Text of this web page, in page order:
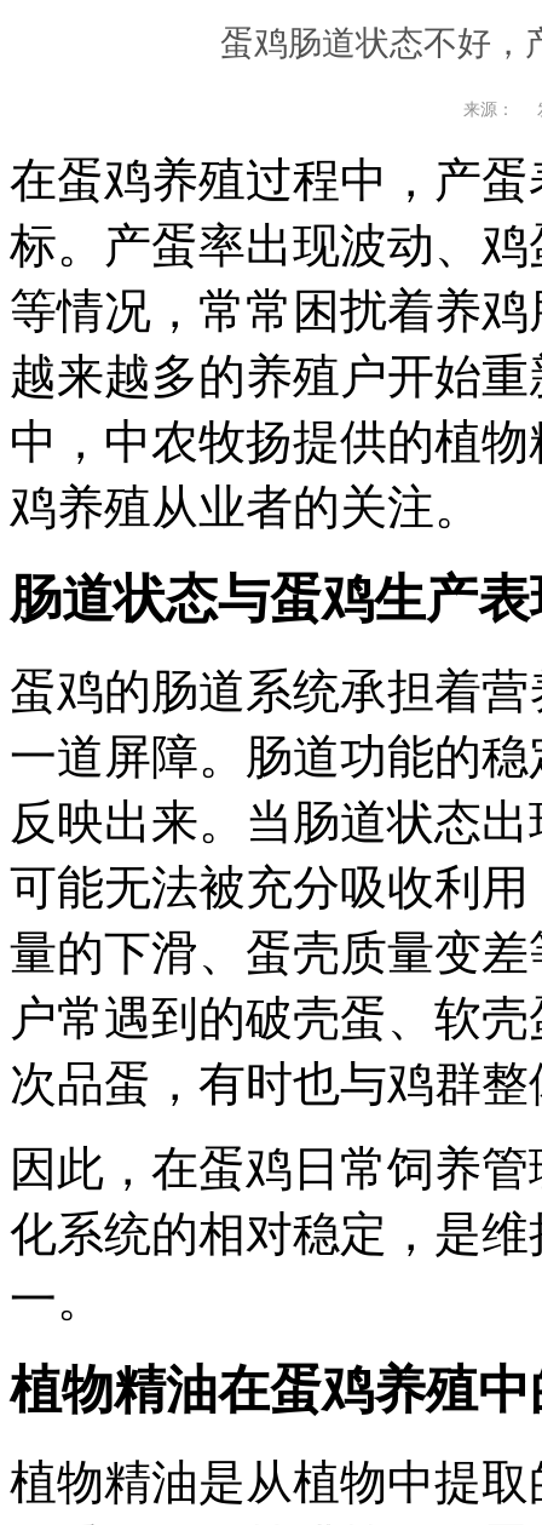
蛋鸡肠道状态不好，
来源：
在蛋鸡养殖过程中，产
标。产蛋率出现波动、
等情况，常常困扰着养
越来越多的养殖户开始
中，中农牧扬提供的植
鸡养殖从业者的关注。
肠道状态与蛋鸡生产
蛋鸡的肠道系统承担着
一道屏障。肠道功能的
反映出来。当肠道状态
可能无法被充分吸收利
量的下滑、蛋壳质量变
户常遇到的破壳蛋、软
次品蛋，有时也与鸡群
因此，在蛋鸡日常饲养
化系统的相对稳定，是
一。
植物精油在蛋鸡养殖
植物精油是从植物中提